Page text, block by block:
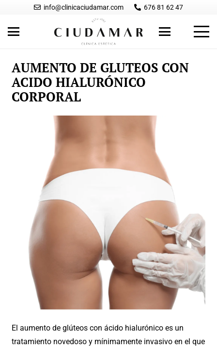
info@clinicaciudamar.com 676 81 62 47
AUMENTO DE GLUTEOS CON
ACIDO HIALURÓNICO
CORPORAL
El aumento de glúteos con ácido hialurónico es un
tratamiento novedoso y mínimamente invasivo en el que